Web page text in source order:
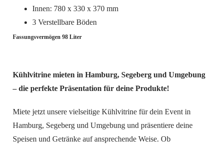
Innen: 780 x 330 x 370 mm
3 Verstellbare Böden
Fassungsvermögen 98 Liter
Kühlvitrine mieten in Hamburg, Segeberg und Umgebung
– die perfekte Präsentation für deine Produkte!
Miete jetzt unsere vielseitige Kühlvitrine für dein Event in
Hamburg, Segeberg und Umgebung und präsentiere deine
Speisen und Getränke auf ansprechende Weise. Ob